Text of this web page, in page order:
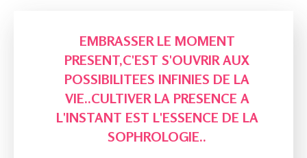
EMBRASSER LE MOMENT
PRESENT,C'EST S'OUVRIR AUX
POSSIBILITEES INFINIES DE LA
VIE..CULTIVER LA PRESENCE A
L'INSTANT EST L'ESSENCE DE LA
SOPHROLOGIE..